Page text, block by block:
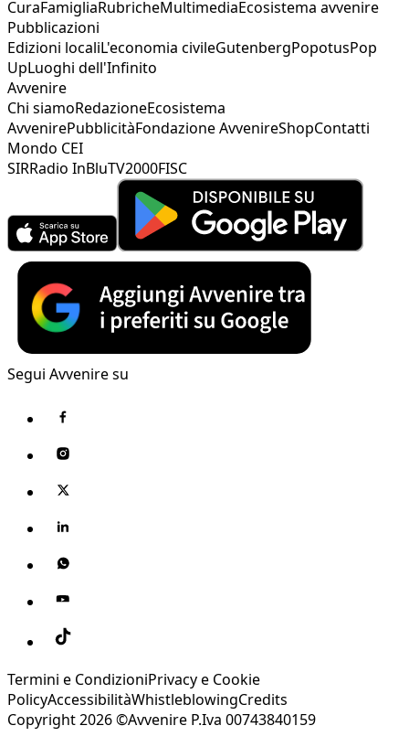
CuraFamigliaRubricheMultimediaEcosistema avvenire
Pubblicazioni
Edizioni localiL'economia civileGutenbergPopotusPop
UpLuoghi dell'Infinito
Avvenire
Chi siamoRedazioneEcosistema
AvvenirePubblicitàFondazione AvvenireShopContatti
Mondo CEI
SIRRadio InBluTV2000FISC
Segui Avvenire su
Termini e CondizioniPrivacy e Cookie
PolicyAccessibilitàWhistleblowingCredits
Copyright 2026 ©Avvenire P.Iva 00743840159